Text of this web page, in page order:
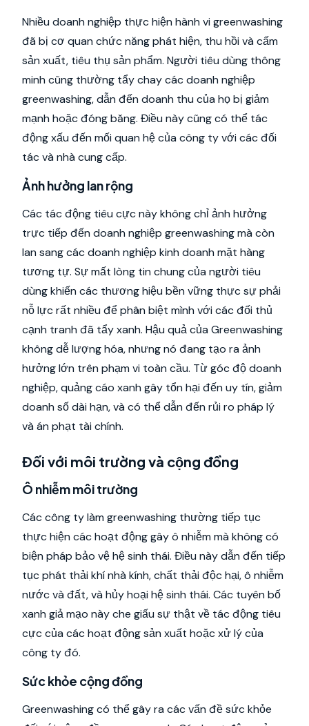
Nhiều doanh nghiệp thực hiện hành vi greenwashing
đã bị cơ quan chức năng phát hiện, thu hồi và cấm
sản xuất, tiêu thụ sản phẩm. Người tiêu dùng thông
minh cũng thường tẩy chay các doanh nghiệp
greenwashing, dẫn đến doanh thu của họ bị giảm
mạnh hoặc đóng băng. Điều này cũng có thể tác
động xấu đến mối quan hệ của công ty với các đối
tác và nhà cung cấp.
Ảnh hưởng lan rộng
Các tác động tiêu cực này không chỉ ảnh hưởng
trực tiếp đến doanh nghiệp greenwashing mà còn
lan sang các doanh nghiệp kinh doanh mặt hàng
tương tự. Sự mất lòng tin chung của người tiêu
dùng khiến các thương hiệu bền vững thực sự phải
nỗ lực rất nhiều để phân biệt mình với các đối thủ
cạnh tranh đã tẩy xanh. Hậu quả của Greenwashing
không dễ lượng hóa, nhưng nó đang tạo ra ảnh
hưởng lớn trên phạm vi toàn cầu. Từ góc độ doanh
nghiệp, quảng cáo xanh gây tổn hại đến uy tín, giảm
doanh số dài hạn, và có thể dẫn đến rủi ro pháp lý
và án phạt tài chính.
Đối với môi trường và cộng đồng
Ô nhiễm môi trường
Các công ty làm greenwashing thường tiếp tục
thực hiện các hoạt động gây ô nhiễm mà không có
biện pháp bảo vệ hệ sinh thái. Điều này dẫn đến tiếp
tục phát thải khí nhà kính, chất thải độc hại, ô nhiễm
nước và đất, và hủy hoại hệ sinh thái. Các tuyên bố
xanh giả mạo này che giấu sự thật về tác động tiêu
cực của các hoạt động sản xuất hoặc xử lý của
công ty đó.
Sức khỏe cộng đồng
Greenwashing có thể gây ra các vấn đề sức khỏe